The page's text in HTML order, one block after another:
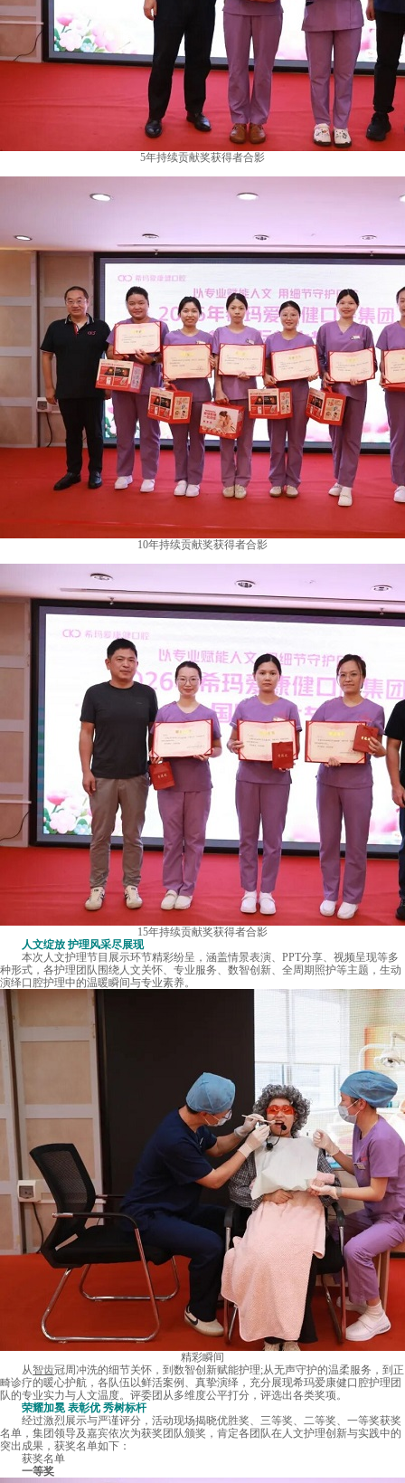
5年持续贡献奖获得者合影
10年持续贡献奖获得者合影
15年持续贡献奖获得者合影
人文绽放 护理风采尽展现
本次人文护理节目展示环节精彩纷呈，涵盖情景表演、PPT分享、视频呈现等多
种形式，各护理团队围绕人文关怀、专业服务、数智创新、全周期照护等主题，生动
演绎口腔护理中的温暖瞬间与专业素养。
精彩瞬间
从智齿冠周冲洗的细节关怀，到数智创新赋能护理;从无声守护的温柔服务，到正
畸诊疗的暖心护航，各队伍以鲜活案例、真挚演绎，充分展现希玛爱康健口腔护理团
队的专业实力与人文温度。评委团从多维度公平打分，评选出各类奖项。
荣耀加冕 表彰优 秀树标杆
经过激烈展示与严谨评分，活动现场揭晓优胜奖、三等奖、二等奖、一等奖获奖
名单，集团领导及嘉宾依次为获奖团队颁奖，肯定各团队在人文护理创新与实践中的
突出成果，获奖名单如下：
获奖名单
一等奖